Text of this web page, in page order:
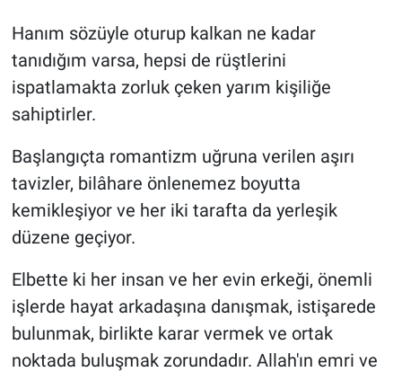
Hanım sözüyle oturup kalkan ne kadar
tanıdığım varsa, hepsi de rüştlerini
ispatlamakta zorluk çeken yarım kişiliğe
sahiptirler.
Başlangıçta romantizm uğruna verilen aşırı
tavizler, bilâhare önlenemez boyutta
kemikleşiyor ve her iki tarafta da yerleşik
düzene geçiyor.
Elbette ki her insan ve her evin erkeği, önemli
işlerde hayat arkadaşına danışmak, istişarede
bulunmak, birlikte karar vermek ve ortak
noktada buluşmak zorundadır. Allah'ın emri ve